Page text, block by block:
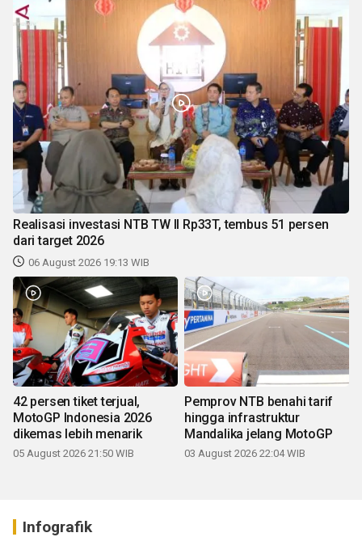
Realisasi investasi NTB TW II Rp33T, tembus 51 persen
dari target 2026
06 August 2026 19:13 WIB
42 persen tiket terjual,
MotoGP Indonesia 2026
dikemas lebih menarik
05 August 2026 21:50 WIB
Pemprov NTB benahi tarif
hingga infrastruktur
Mandalika jelang MotoGP
03 August 2026 22:04 WIB
Infografik